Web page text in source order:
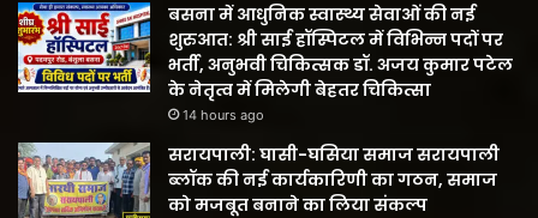
बसना में आधुनिक स्वास्थ्य सेवाओं की नई
शुरुआत: श्री साई हॉस्पिटल में विभिन्न पदों पर
भर्ती, अनुभवी चिकित्सक डॉ. अजय कुमार पटेल
के नेतृत्व में मिलेगी बेहतर चिकित्सा
14 hours ago
सरायपाली: घासी-घसिया समाज सरायपाली
ब्लॉक की नई कार्यकारिणी का गठन, समाज
को मजबूत बनाने का लिया संकल्प